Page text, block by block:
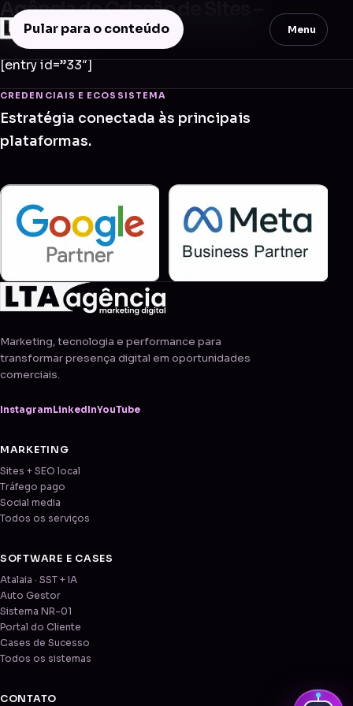
Pular para o conteúdo Menu
Agência de Criação de Sites –
Duartina
[entry id=”33″]
CREDENCIAIS E ECOSSISTEMA
Estratégia conectada às principais
plataformas.
Marketing, tecnologia e performance para
transformar presença digital em oportunidades
comerciais.
Instagram LinkedInYouTube
MARKETING
Sites + SEO local
Tráfego pago
Social media
Todos os serviços
SOFTWARE E CASES
Atalaia · SST + IA
Auto Gestor
Sistema NR-01
Portal do Cliente
Cases de Sucesso
Todos os sistemas
CONTATO